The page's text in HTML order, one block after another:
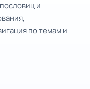
и
по темам и